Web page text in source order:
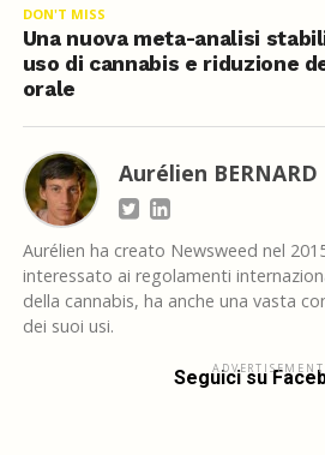
DON'T MISS
Una nuova meta-analisi
uso di cannabis e riduzione
orale
Aurélien BERNARD
Aurélien ha creato Newsweed nel
interessato ai regolamenti
della cannabis, ha anche una vasta
dei suoi usi.
ADVERTISEMENT
Seguici su